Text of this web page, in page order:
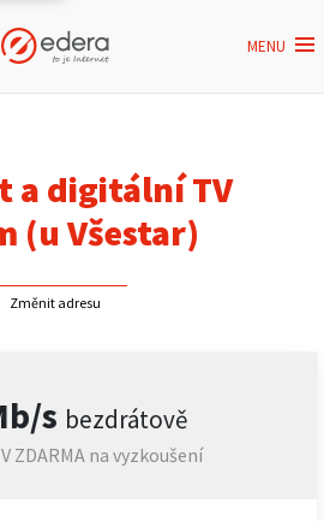
MENU
a digitální TV
(u Všestar)
Změnit adresu
s bezdrátově
ZDARMA na vyzkoušení